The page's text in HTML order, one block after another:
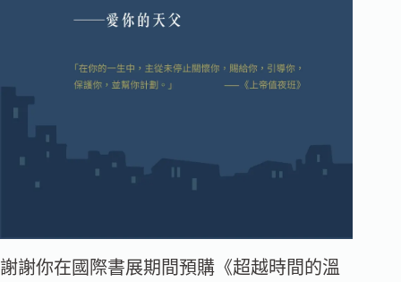
謝謝你在國際書展期間預購《超越時間的溫